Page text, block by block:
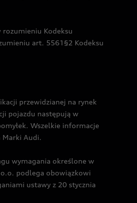
Kodeksu
art. 5561§2 Kodeksu
przewidzianej na rynek
pojazdu następują w
Wszelkie informacje
Marki Audi.
wymagania określone w
podlega obowiązkowi
ustawy z 20 stycznia